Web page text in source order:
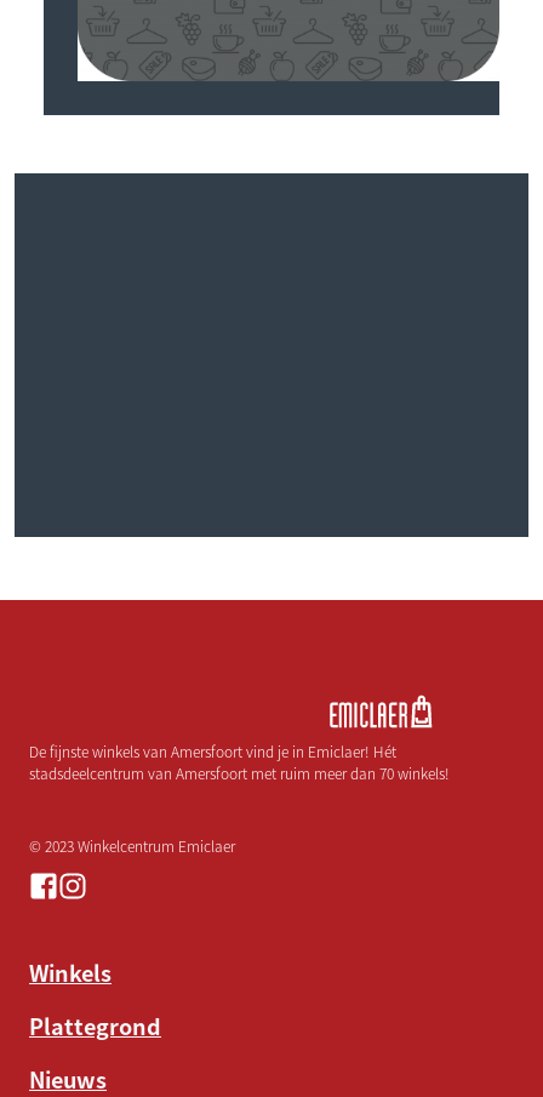
De fijnste winkels van Amersfoort vind je in Emiclaer! Hét
stadsdeelcentrum van Amersfoort met ruim meer dan 70 winkels!
© 2023 Winkelcentrum Emiclaer
Winkels
Plattegrond
Nieuws